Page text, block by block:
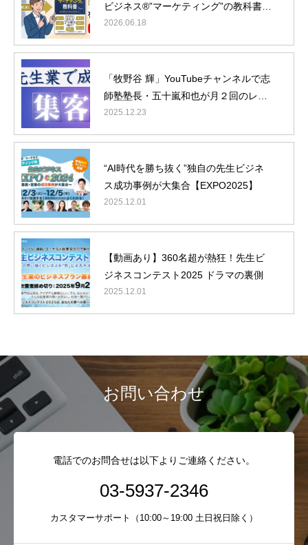
ビジネス®”マーケティング”の教科書』
がYouTube「学識サロン」で紹介され
2026.06.18
「牧野谷 輝」YouTubeチャンネルで志
師塾塾長・五十嵐和也が月２回のレギ
ュラー出演決定
2025.12.23
“AI時代を勝ち抜く”独自の先生ビジネ
ス成功事例が大集合【EXPO2025】
2025.12.01
【動画あり】360名超が熱狂！先生ビ
ジネスコンテスト2025 ドラマの裏側
2025.12.01
お問い合わせ
電話でのお問合せは以下よりご連絡ください。
03-5937-2346
カスタマーサポート（10:00～19:00 土日祝日除く）